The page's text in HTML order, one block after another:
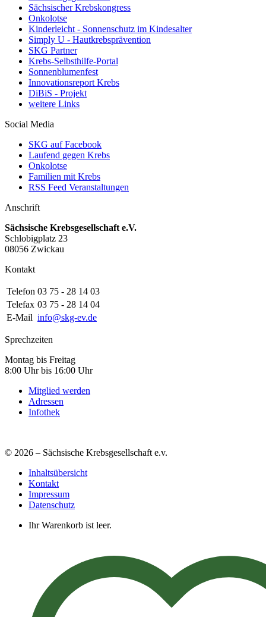
Sächsischer Krebskongress
Onkolotse
Kinderleicht - Sonnenschutz im Kindesalter
Simply U - Hautkrebsprävention
SKG Partner
Krebs-Selbsthilfe-Portal
Sonnenblumenfest
Innovationsreport Krebs
DiBiS - Projekt
weitere Links
Social Media
SKG auf Facebook
Laufend gegen Krebs
Onkolotse
Familien mit Krebs
RSS Feed Veranstaltungen
Anschrift
Sächsische Krebsgesellschaft e.V.
Schlobigplatz 23
08056 Zwickau
Kontakt
Telefon 03 75 - 28 14 03
Telefax 03 75 - 28 14 04
E-Mail info@skg-ev.de
Sprechzeiten
Montag bis Freitag
8:00 Uhr bis 16:00 Uhr
Mitglied werden
Adressen
Infothek
© 2026 – Sächsische Krebsgesellschaft e.v.
Inhaltsübersicht
Kontakt
Impressum
Datenschutz
Ihr Warenkorb ist leer.